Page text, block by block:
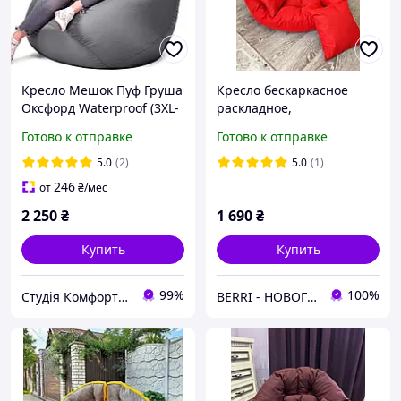
Кресло Мешок Пуф Груша
Оксфорд Waterproof (3XL-
(сьемный чехол)
Готово к отправке
5.0 (2)
от246₴/мес
2 250₴
Купить
Студія Комфорту - крісла мішки, лежанки для собак, тканини та фурнітура 99%
Кресло бескаркасное
раскладное,
детей, Бескаркасное
Кресло-трансформер,
Готово к отправке
5.0 (1)
1 690₴
Купить
BERRI - НОВОГОДНИЙ ДЕКОР И ТОВАРЫ ДЛЯ ДОМА 100%